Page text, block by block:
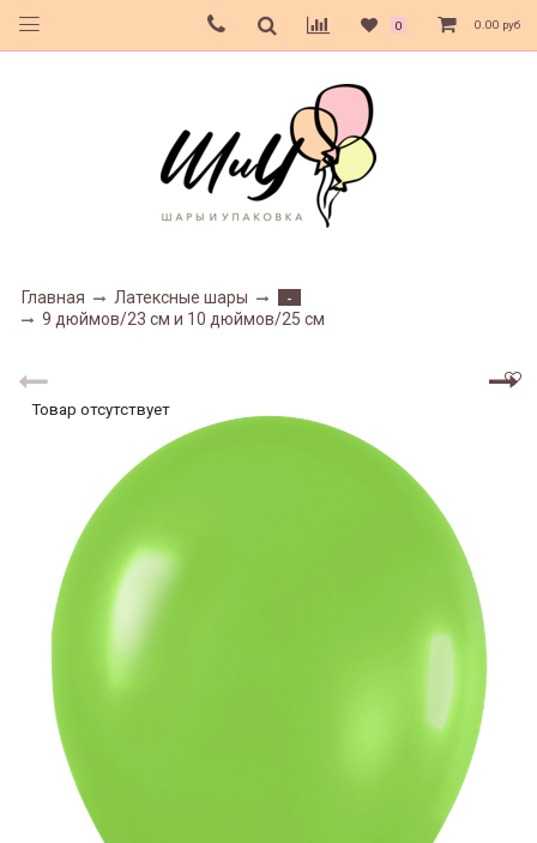
0 0.00 руб
Главная Латексные шары
-
9 дюймов/23 см и 10 дюймов/25 см
Товар отсутствует